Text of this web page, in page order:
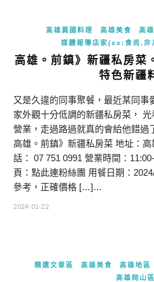
高雄異國料理 高雄美食 高
媒體報導店家(ex:食尚.非
高雄。前鎮》新疆私房菜
特色新疆
又是久違的同事聚餐，最近某同事
家外觀十分低調的新疆私房菜，
營業，走過路過就真的會給他錯過
高雄。前鎮》新疆私房菜 地址：
話： 07 751 0991 營業時間：
頁：點此連粉絲團 用餐日期：
參考，正確價格 […]…
2024-01-22
精選文章區 高雄美食 高雄地區
高雄岡山區